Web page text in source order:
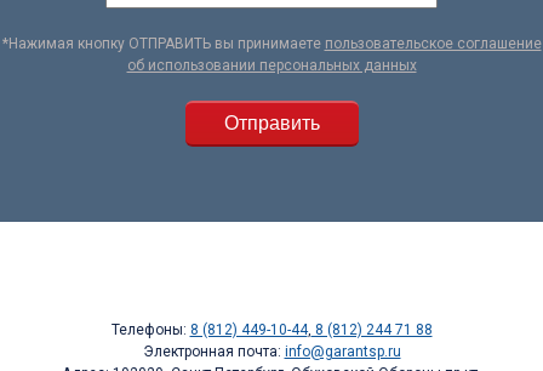
*Нажимая кнопку ОТПРАВИТЬ вы принимаете пользовательское соглашение
об использовании персональных данных
Телефоны: 8 (812) 449-10-44, 8 (812) 244 71 88
Электронная почта: info@garantsp.ru